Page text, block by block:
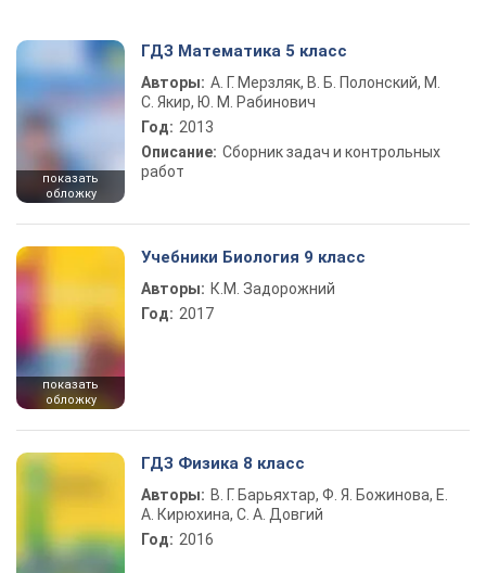
показать
обложку
ГДЗ Математика 5 класс
Авторы: А. Г. Мерзляк, В. Б. Полонский, М.
С. Якир, Ю. М. Рабинович
Год: 2013
Описание: Сборник задач и контрольных
работ
показать
обложку
Учебники Биология 9 класс
Авторы: К.М. Задорожний
Год: 2017
ГДЗ Физика 8 класс
Авторы: В. Г. Барьяхтар, Ф. Я. Божинова, Е.
А. Кирюхина, С. А. Довгий
Год: 2016